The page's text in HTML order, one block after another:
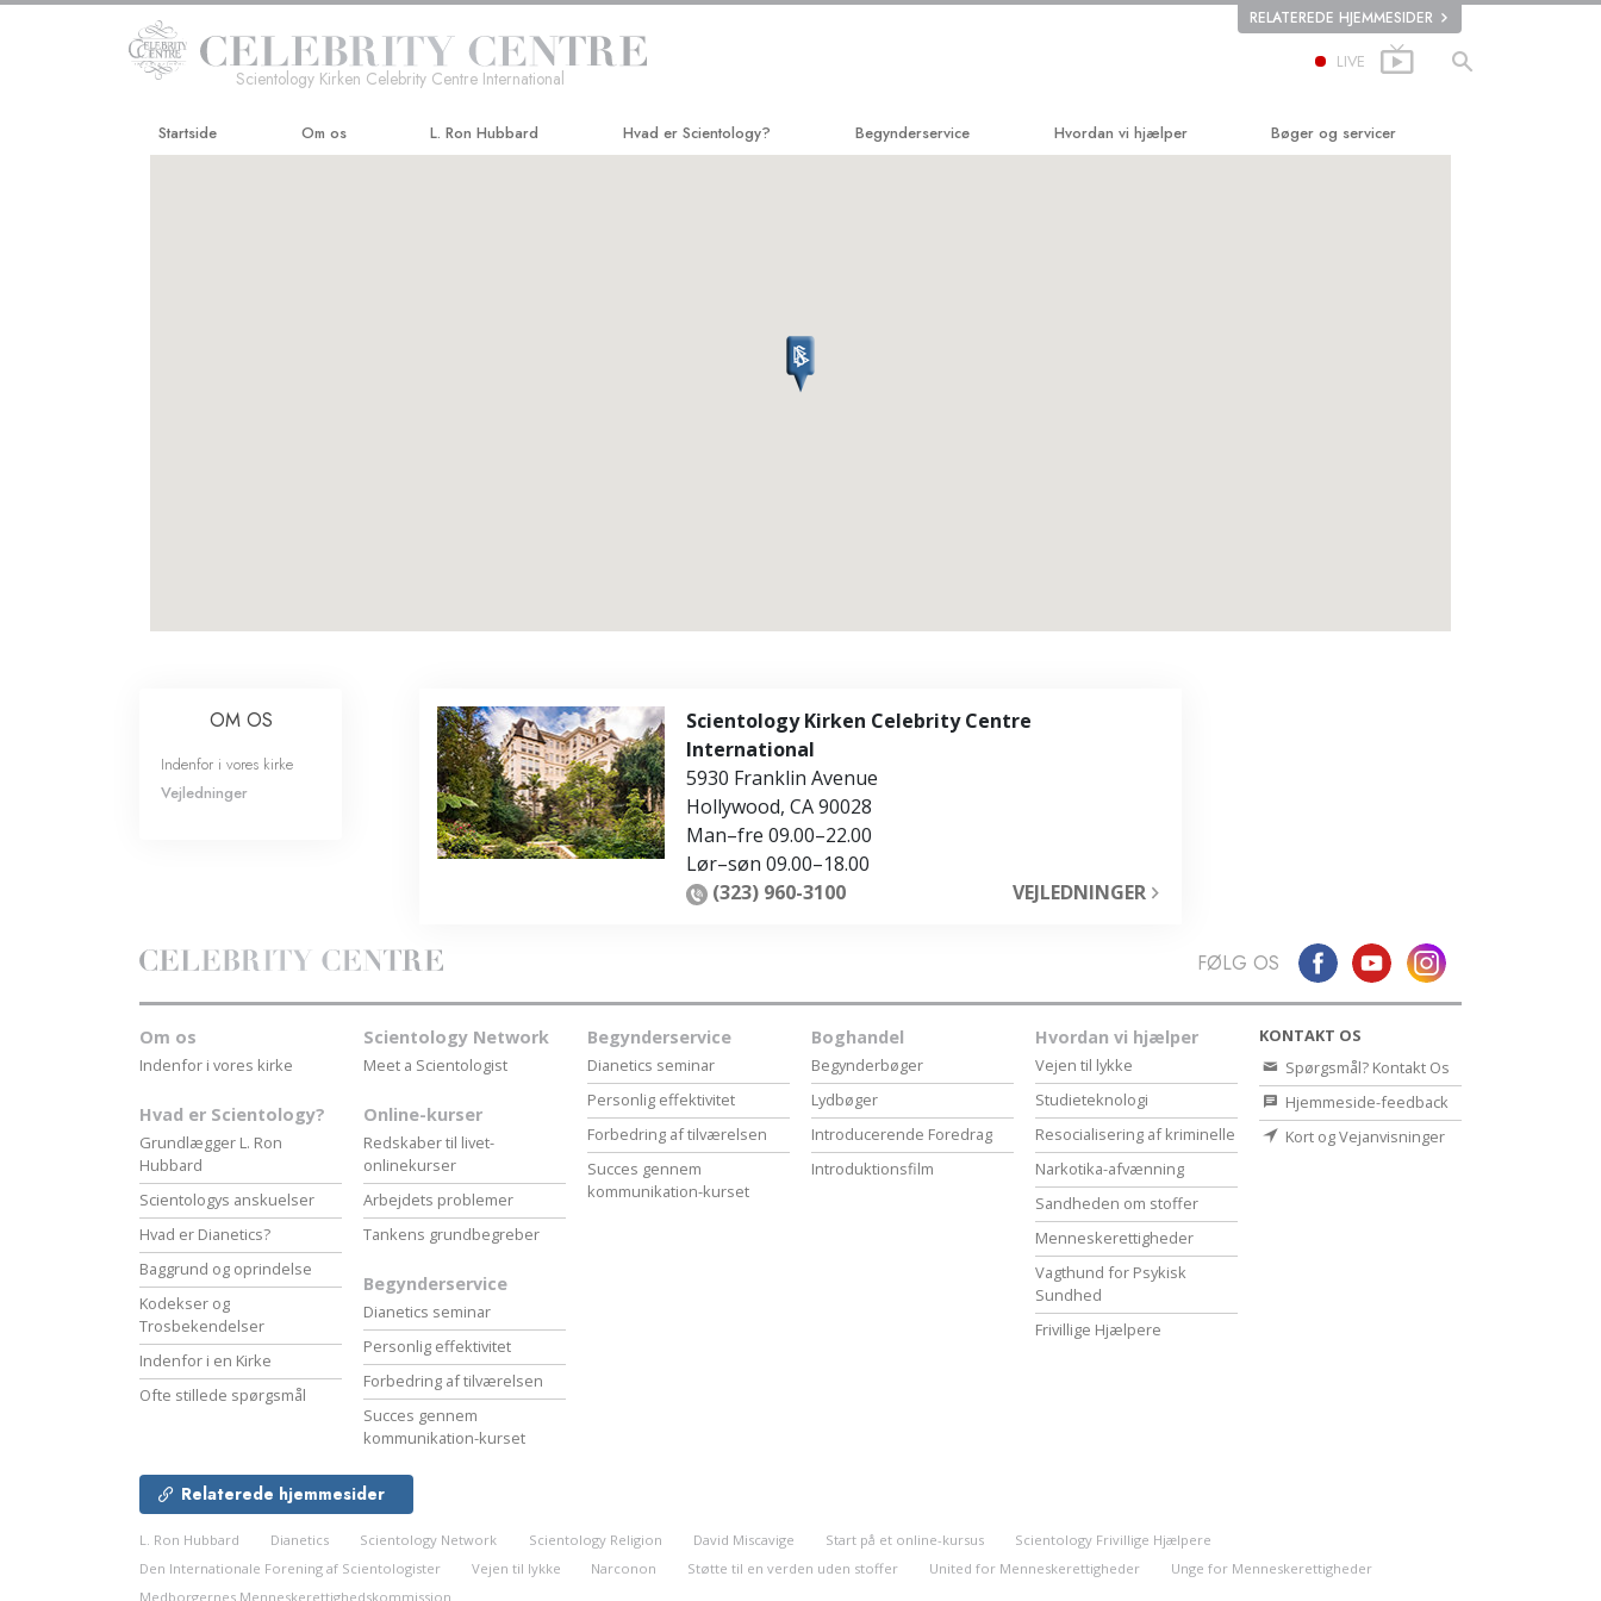
RELATEREDE HJEMMESIDER
Scientology Kirken Celebrity Centre International
LIVE
Startside Om os L. Ron Hubbard Hvad er Scientology? Begynderservice Hvordan vi hjælper Bøger og servicer
Scientology Kirken Celebrity Centre
International
5930 Franklin Avenue
Hollywood,CA90028
Man–fre 09.00–22.00
Lør–søn 09.00–18.00
(323) 960-3100
VEJLEDNINGER
OM OS
Indenfor i vores kirke
Vejledninger
FØLG OS
Om os
Indenfor i vores kirke
Hvad er Scientology?
Grundlægger L. Ron
Hubbard
Scientologys anskuelser
Hvad er Dianetics?
Baggrund og oprindelse
Kodekser og
Trosbekendelser
Indenfor i en Kirke
Ofte stillede spørgsmål
Scientology Network
Meet a Scientologist
Online-kurser
Redskaber til livet-
onlinekurser
Arbejdets problemer
Tankens grundbegreber
Begynderservice
Dianetics seminar
Personlig effektivitet
Forbedring af tilværelsen
Succes gennem
kommunikation-kurset
Begynderservice
Dianetics seminar
Personlig effektivitet
Forbedring af tilværelsen
Succes gennem
kommunikation-kurset
Boghandel
Begynderbøger
Lydbøger
Introducerende Foredrag
Introduktionsfilm
Hvordan vi hjælper
Vejen til lykke
Studieteknologi
Resocialisering af kriminelle
Narkotika-afvænning
Sandheden om stoffer
Menneske­rettigheder
Vagthund for Psykisk
Sundhed
Frivillige Hjælpere
KONTAKT OS
Spørgsmål? Kontakt Os
Hjemmeside-feedback
Kort og Vejanvisninger
Relaterede hjemmesider
L. Ron Hubbard Dianetics Scientology Network Scientology Religion David Miscavige Start på et online-kursus
Scientology Frivillige Hjælpere
Den Internationale Forening af Scientologister
Vejen til lykke Narconon Støtte til en verden uden stoffer United for Menneskerettigheder
Unge for Menneskerettigheder
Medborgernes Menneskerettigheds­kommission